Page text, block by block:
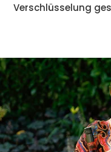
Verschlüsselung